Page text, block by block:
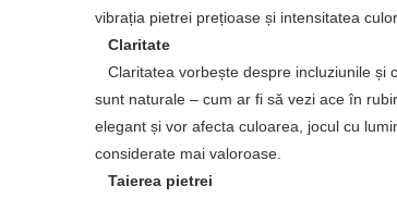
vibrația pietrei prețioase și intensitatea
Claritate
Claritatea vorbește despre incluziunile și
sunt naturale – cum ar fi să vezi ace în
elegant și vor afecta culoarea, jocul cu
considerate mai valoroase.
Taierea pietrei